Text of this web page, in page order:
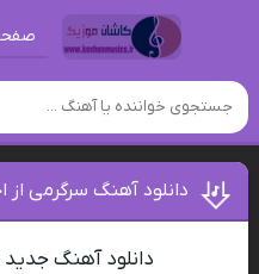
دانلود آهنگ سرگرمی
دانلود آهنگ